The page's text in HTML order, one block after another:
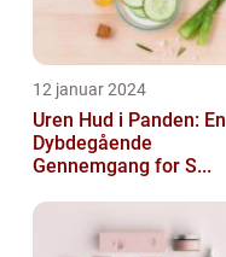
12 januar 2024
Uren Hud i Panden: En
Dybdegående
Gennemgang for S...